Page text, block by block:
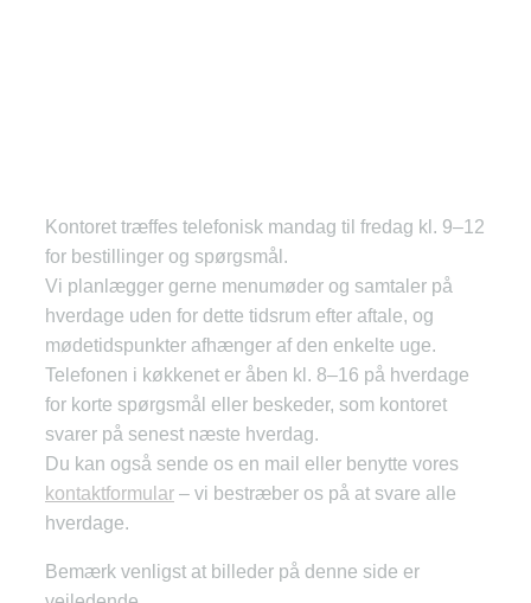
Kontoret træffes telefonisk mandag til fredag kl. 9–12
for bestillinger og spørgsmål.
Vi planlægger gerne menumøder og samtaler på
hverdage uden for dette tidsrum efter aftale, og
mødetidspunkter afhænger af den enkelte uge.
Telefonen i køkkenet er åben kl. 8–16 på hverdage
for korte spørgsmål eller beskeder, som kontoret
svarer på senest næste hverdag.
Du kan også sende os en mail eller benytte vores
kontaktformular – vi bestræber os på at svare alle
hverdage.
Bemærk venligst at billeder på denne side er